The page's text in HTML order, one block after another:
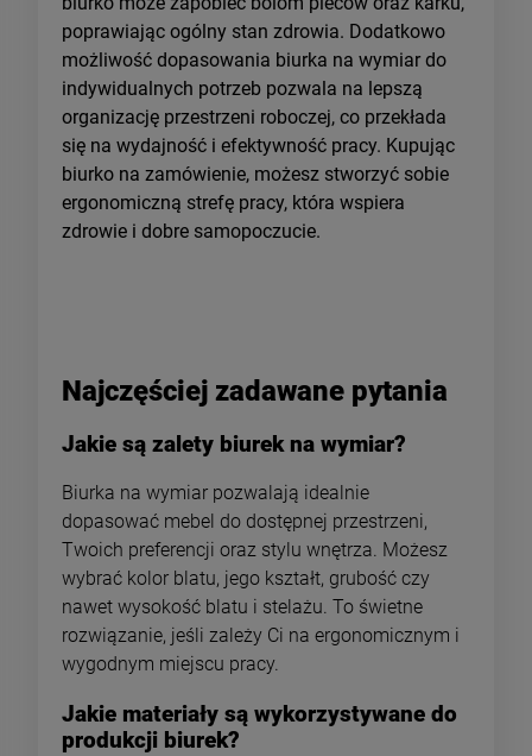
poprawiając ogólny stan zdrowia. Dodatkowo
możliwość dopasowania biurka na wymiar do
indywidualnych potrzeb pozwala na lepszą
organizację przestrzeni roboczej, co przekłada
się na wydajność i efektywność pracy. Kupując
biurko na zamówienie, możesz stworzyć sobie
ergonomiczną strefę pracy, która wspiera
zdrowie i dobre samopoczucie.
Najczęściej zadawane pytania
Jakie są zalety biurek na wymiar?
Biurka na wymiar pozwalają idealnie
dopasować mebel do dostępnej przestrzeni,
Twoich preferencji oraz stylu wnętrza. Możesz
wybrać kolor blatu, jego kształt, grubość czy
nawet wysokość blatu i stelażu. To świetne
rozwiązanie, jeśli zależy Ci na ergonomicznym i
wygodnym miejscu pracy.
Jakie materiały są wykorzystywane do
produkcji biurek?